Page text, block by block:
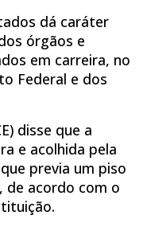
dá caráter
órgãos e
em carreira, no
Federal e dos
disse que a
e acolhida pela
previa um piso
de acordo com o